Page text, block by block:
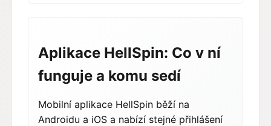
Aplikace HellSpin: Co v ní
funguje a komu sedí
Mobilní aplikace HellSpin běží na
Androidu a iOS a nabízí stejné přihlášení